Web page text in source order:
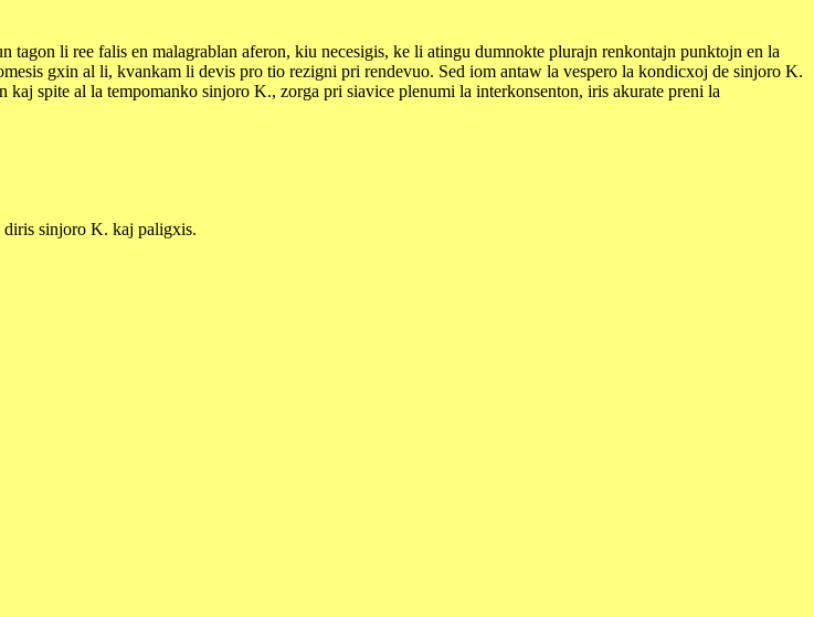
li ree falis en malagrablan aferon, kiu necesigis, ke li atingu dumnokte plurajn renkontajn punktojn en la
gxin al li, kvankam li devis pro tio rezigni pri rendevuo. Sed iom antaw la vespero la kondicxoj de sinjoro K.
spite al la tempomanko sinjoro K., zorga pri siavice plenumi la interkonsenton, iris akurate preni la
sinjoro K. kaj paligxis.